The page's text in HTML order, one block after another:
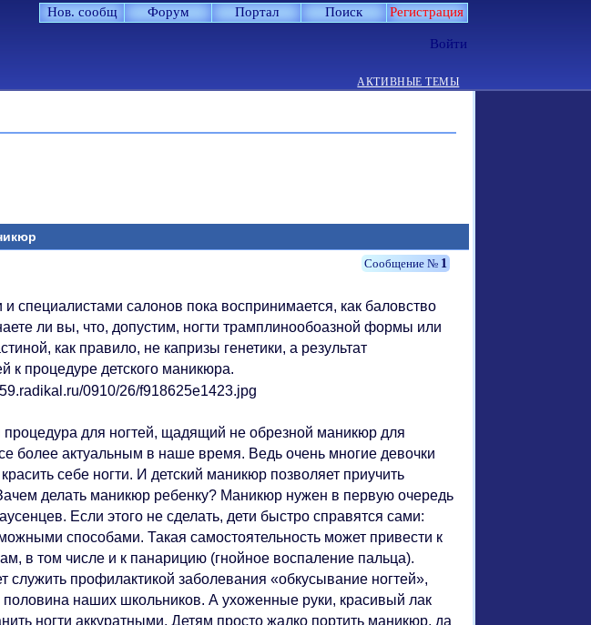
Нов. сообщ Форум Портал Поиск Регистрация
Войти
АКТИВНЫЕ ТЕМЫ
1
специалистами салонов пока воспринимается, как баловство
ли вы, что, допустим, ногти трамплинообоазной формы или
как правило, не капризы генетики, а результат
к процедуре детского маникюра.
процедура для ногтей, щадящий не обрезной маникюр для
более актуальным в наше время. Ведь очень многие девочки
себе ногти. И детский маникюр позволяет приучить
делать маникюр ребенку? Маникюр нужен в первую очередь
Если этого не сделать, дети быстро справятся сами:
способами. Такая самостоятельность может привести к
в том числе и к панарицию (гнойное воспаление пальца).
служить профилактикой заболевания «обкусывание ногтей»,
половина наших школьников. А ухоженные руки, красивый лак
ногти аккуратными. Детям просто жалко портить маникюр, да